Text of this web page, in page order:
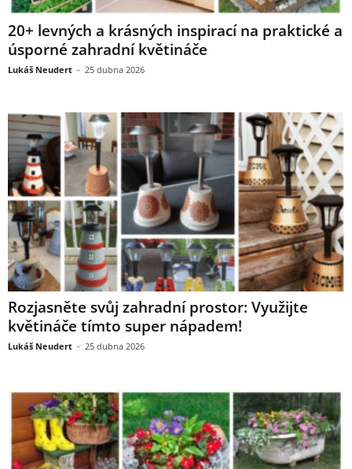
20+ levných a krásných inspirací na praktické a
úsporné zahradní květináče
Lukáš Neudert - 25 dubna 2026
Rozjasněte svůj zahradní prostor: Využijte
květináče tímto super nápadem!
Lukáš Neudert - 25 dubna 2026